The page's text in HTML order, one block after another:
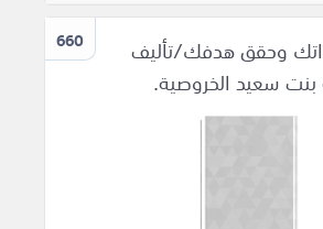
660
وحقق هدفك/تأليف
سعيد الخروصية.